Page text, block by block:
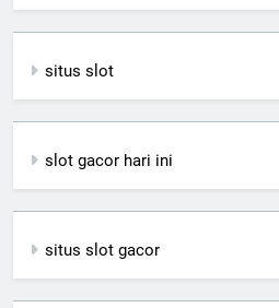
situs slot
slot gacor hari ini
situs slot gacor